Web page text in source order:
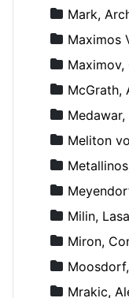
Mark,
Maximos
Maximov,
McGrath,
Medawar,
Meliton
Milin,
Miron,
Mrakic,